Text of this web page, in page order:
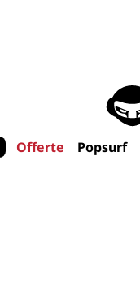
Offerte Popsurf